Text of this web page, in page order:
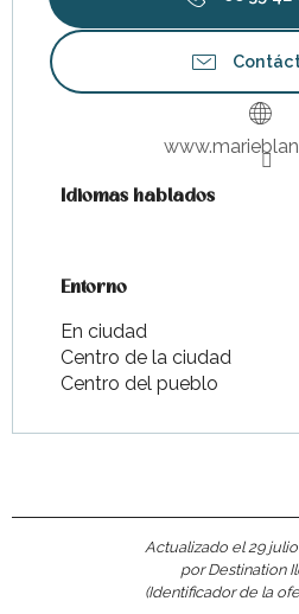
Idiomas hablados
Idiomas hablados
Entorno
Entorno
En ciudad
Centro de la ciudad
Centro del pueblo
Actualizado el 29 julio
por Destination
(Identificador de la